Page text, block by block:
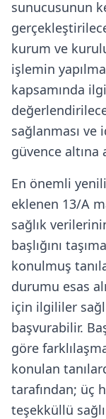
sunucusunun
kurum ve
işlemin
kapsamında
sağlanması
güvence altına
En önemli
eklenen 13/A
sağlık
başlığını
konulmuş
durumu esas
için ilgililer
başvurabilir.
göre
konulan
tarafından; üç
teşekküllü